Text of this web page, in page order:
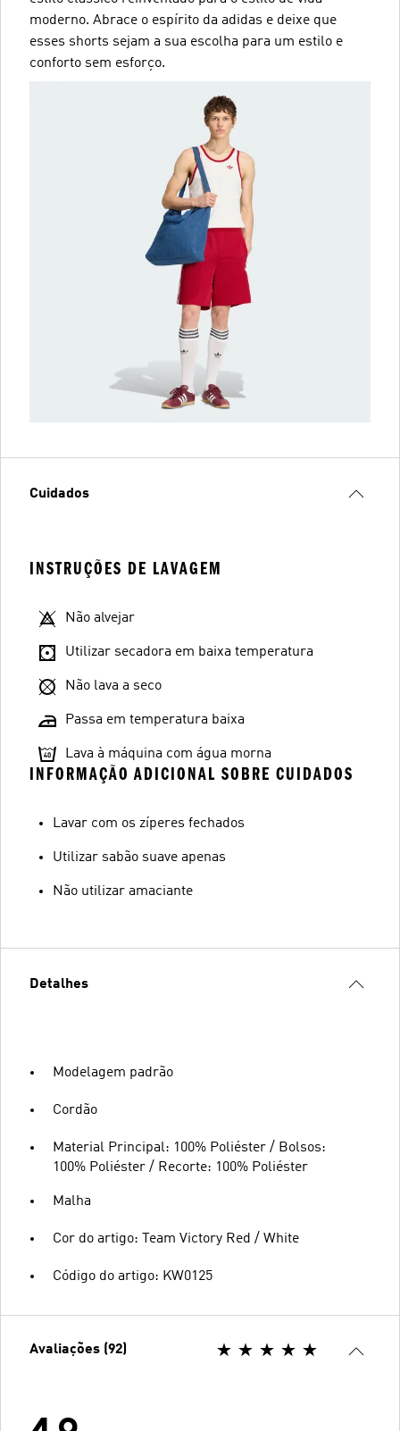
moderno. Abrace o espírito da adidas e deixe que
esses shorts sejam a sua escolha para um estilo e
conforto sem esforço.
Cuidados
INSTRUÇÕES DE LAVAGEM
Não alvejar
Utilizar secadora em baixa temperatura
Não lava a seco
Passa em temperatura baixa
Lava à máquina com água morna
INFORMAÇÃO ADICIONAL SOBRE CUIDADOS
Lavar com os zíperes fechados
Utilizar sabão suave apenas
Não utilizar amaciante
Detalhes
Modelagem padrão
Cordão
Material Principal: 100% Poliéster / Bolsos:
100% Poliéster / Recorte: 100% Poliéster
Malha
Cor do artigo: Team Victory Red / White
Código do artigo: KW0125
Avaliações (92)